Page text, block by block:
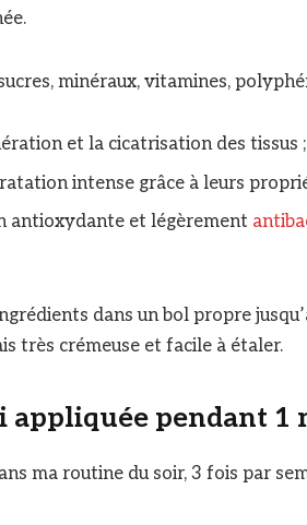
minéraux, vitamines,
et la cicatrisation des tissus ;
intense grâce à leurs
antioxydante et légèrement
dans un bol propre
très crémeuse et facile à étaler.
appliquée pendant 1
ma routine du soir, 3 fois par